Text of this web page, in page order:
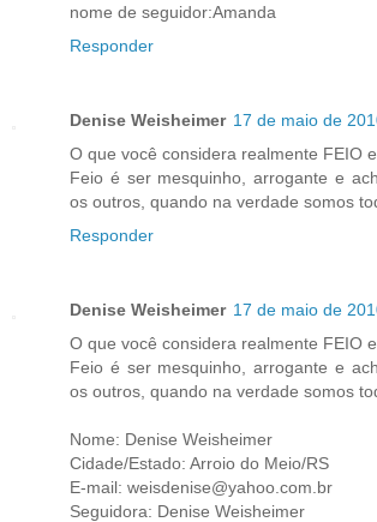
nome de seguidor:Amanda
Responder
Denise Weisheimer 17 de maio de
O que você considera realmente FEIO
Feio é ser mesquinho, arrogante e
os outros, quando na verdade somos
Responder
Denise Weisheimer 17 de maio de
O que você considera realmente FEIO
Feio é ser mesquinho, arrogante e
os outros, quando na verdade somos
Nome: Denise Weisheimer
Cidade/Estado: Arroio do Meio/RS
E-mail: weisdenise@yahoo.com.br
Seguidora: Denise Weisheimer